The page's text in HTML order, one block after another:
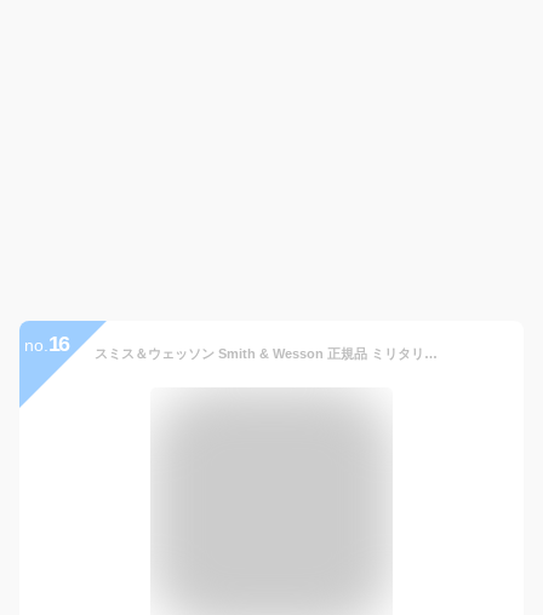
no. 16 スミス＆ウェッソン Smith & Wesson 正規品 ミリタリーウォッチ 腕時計 メンズ CALIBRATOR WATCH SWW-877-YW デイデイトカレンダー 日付 曜日 マルチファンクション ウレタンベルト 雑誌掲載ブランド 男性用 時計 ブラック 黒 イエロー